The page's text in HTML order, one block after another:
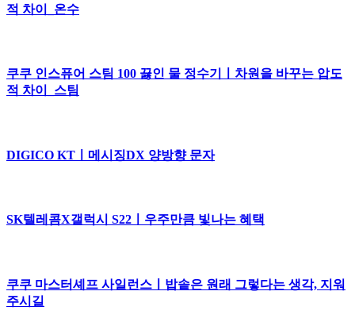
적 차이_온수
쿠쿠 인스퓨어 스팀 100 끓인 물 정수기ㅣ차원을 바꾸는 압도
적 차이_스팀
DIGICO KTㅣ메시징DX 양방향 문자
SK텔레콤X갤럭시 S22ㅣ우주만큼 빛나는 혜택
쿠쿠 마스터셰프 사일런스ㅣ밥솥은 원래 그렇다는 생각, 지워
주시길